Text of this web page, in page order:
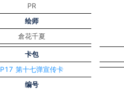
PR
绘师
倉花千夏
卡包
P17 第十七弹宣传卡
编号